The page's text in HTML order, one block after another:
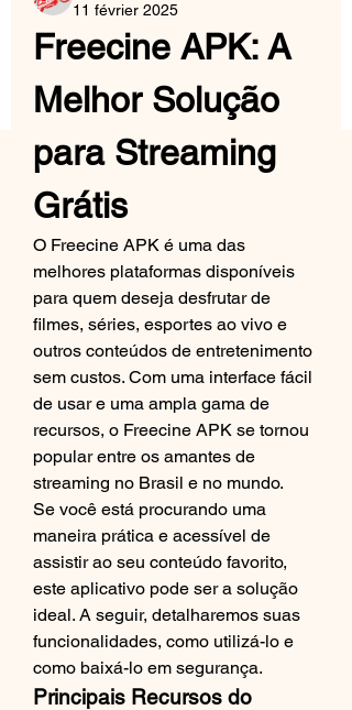
11 février 2025
Freecine APK: A
Melhor Solução
para Streaming
Grátis
O Freecine APK é uma das
melhores plataformas disponíveis
para quem deseja desfrutar de
filmes, séries, esportes ao vivo e
outros conteúdos de entretenimento
sem custos. Com uma interface fácil
de usar e uma ampla gama de
recursos, o Freecine APK se tornou
popular entre os amantes de
streaming no Brasil e no mundo.
Se você está procurando uma
maneira prática e acessível de
assistir ao seu conteúdo favorito,
este aplicativo pode ser a solução
ideal. A seguir, detalharemos suas
funcionalidades, como utilizá-lo e
como baixá-lo em segurança.
Principais Recursos do